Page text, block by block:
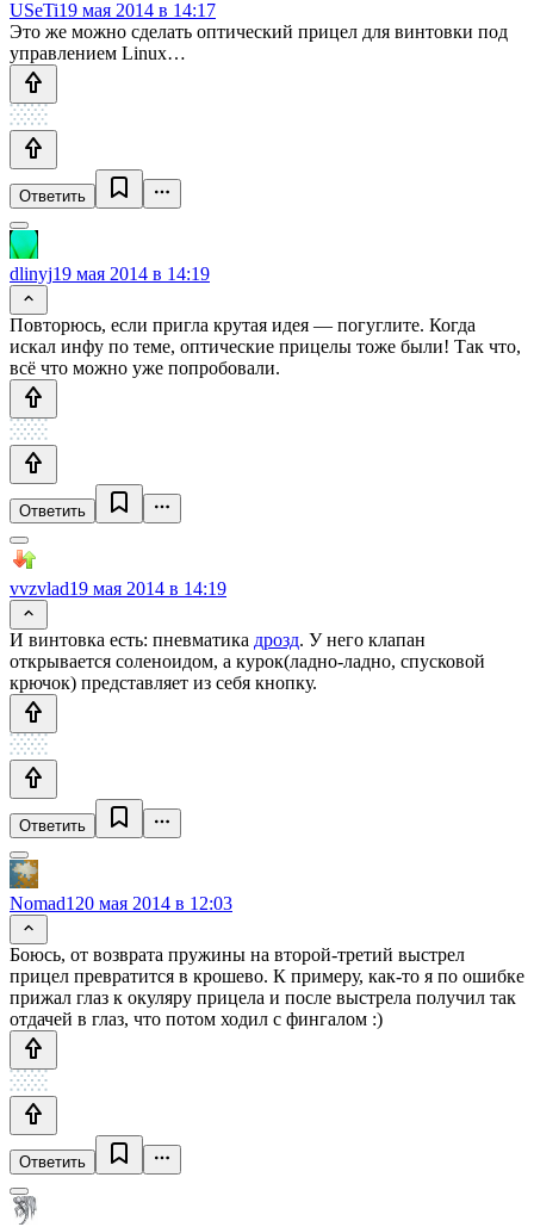
USeTi19 мая 2014 в 14:17
Это же можно сделать оптический прицел для винтовки под
управлением Linux…
Ответить
dlinyj19 мая 2014 в 14:19
Повторюсь, если пригла крутая идея — погуглите. Когда
искал инфу по теме, оптические прицелы тоже были! Так что,
всё что можно уже попробовали.
Ответить
vvzvlad19 мая 2014 в 14:19
И винтовка есть: пневматика дрозд. У него клапан
открывается соленоидом, а курок(ладно-ладно, спусковой
крючок) представляет из себя кнопку.
Ответить
Nomad1 20 мая 2014 в 12:03
Боюсь, от возврата пружины на второй-третий выстрел
прицел превратится в крошево. К примеру, как-то я по ошибке
прижал глаз к окуляру прицела и после выстрела получил так
отдачей в глаз, что потом ходил с фингалом :)
Ответить